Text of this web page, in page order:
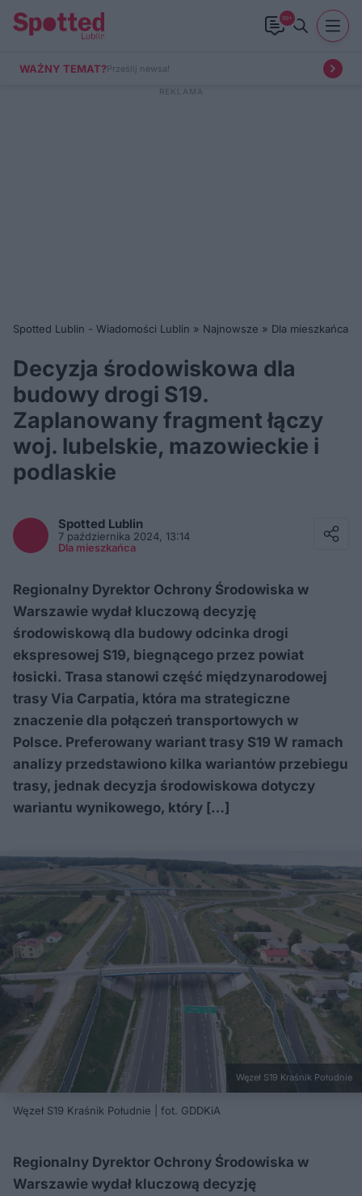
99+
WAŻNY TEMAT?Prześlij newsa!
Spotted Lublin - Wiadomości Lublin » Najnowsze » Dla mieszkańca
Decyzja środowiskowa dla
budowy drogi S19.
Zaplanowany fragment łączy
woj. lubelskie, mazowieckie i
podlaskie
Spotted Lublin
7 października 2024, 13:14
Dla mieszkańca
Regionalny Dyrektor Ochrony Środowiska w
Warszawie wydał kluczową decyzję
środowiskową dla budowy odcinka drogi
ekspresowej S19, biegnącego przez powiat
łosicki. Trasa stanowi część międzynarodowej
trasy Via Carpatia, która ma strategiczne
znaczenie dla połączeń transportowych w
Polsce. Preferowany wariant trasy S19 W ramach
analizy przedstawiono kilka wariantów przebiegu
trasy, jednak decyzja środowiskowa dotyczy
wariantu wynikowego, który […]
Węzeł S19 Kraśnik Południe
Węzeł S19 Kraśnik Południe | fot. GDDKiA
Regionalny Dyrektor Ochrony Środowiska w
Warszawie wydał kluczową decyzję